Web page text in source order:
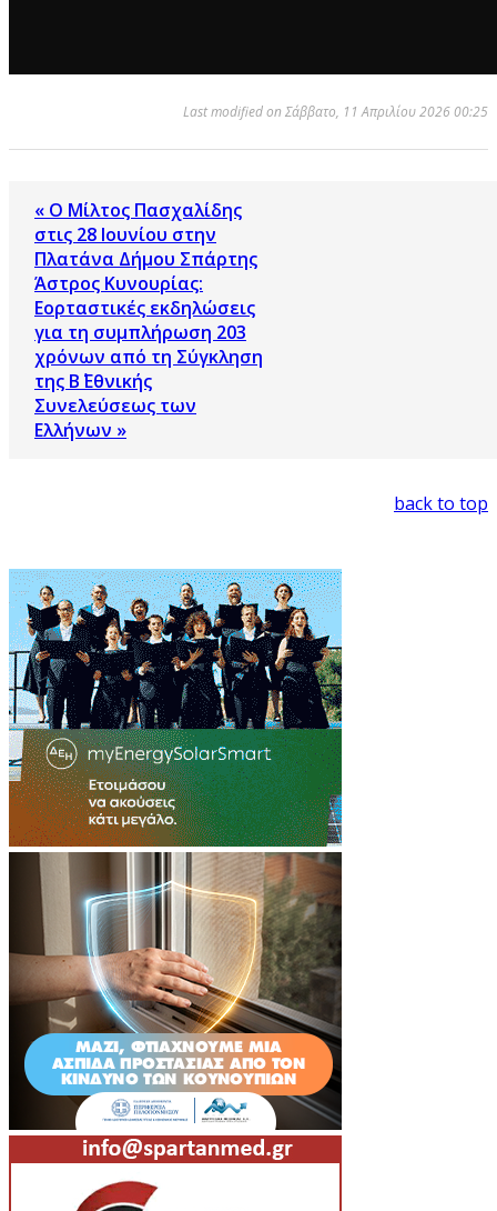
Last modified on Σάββατο, 11 Απριλίου 2026 00:25
« Ο Μίλτος Πασχαλίδης
στις 28 Ιουνίου στην
Πλατάνα Δήμου Σπάρτης
Άστρος Κυνουρίας:
Εορταστικές εκδηλώσεις
για τη συμπλήρωση 203
χρόνων από τη Σύγκληση
της Β΄ Εθνικής
Συνελεύσεως των
Ελλήνων »
back to top